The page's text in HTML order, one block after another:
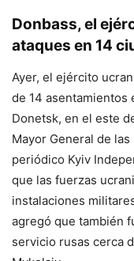
Donbass, el
ataques en 14
Ayer, el ejército
de 14 asentamientos
Donetsk, en el este
Mayor General de
periódico Kyiv
que las fuerzas
instalaciones
agregó que también
servicio rusas cerca